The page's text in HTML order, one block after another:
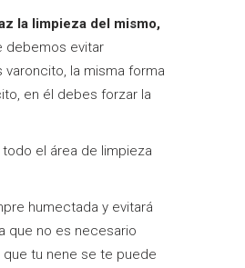
la limpieza del mismo,
debemos evitar
la misma forma
en él debes forzar la
el área de limpieza
humectada y evitará
que no es necesario
tu nene se te puede